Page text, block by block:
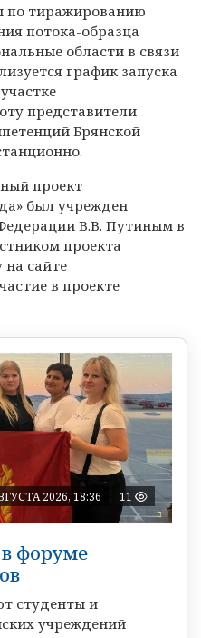
по тиражированию
потока-образца
области в связи
график запуска
представители
Брянской
проект
был учрежден
В.В. Путиным в
проекта
на сайте
в проекте
2026, 18:36 11
форуме
студенты и
учреждений